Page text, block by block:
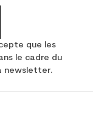
que les
le cadre du
newsletter.